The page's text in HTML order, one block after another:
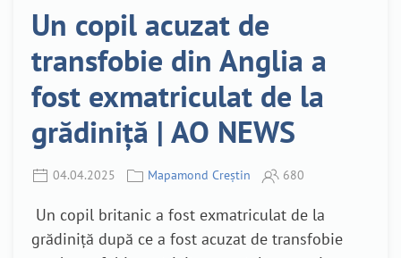
Un copil acuzat de
transfobie din Anglia a
fost exmatriculat de la
grădiniță | AO NEWS
04.04.2025 Mapamond Creștin 680
Un copil britanic a fost exmatriculat de la
grădiniță după ce a fost acuzat de transfobie